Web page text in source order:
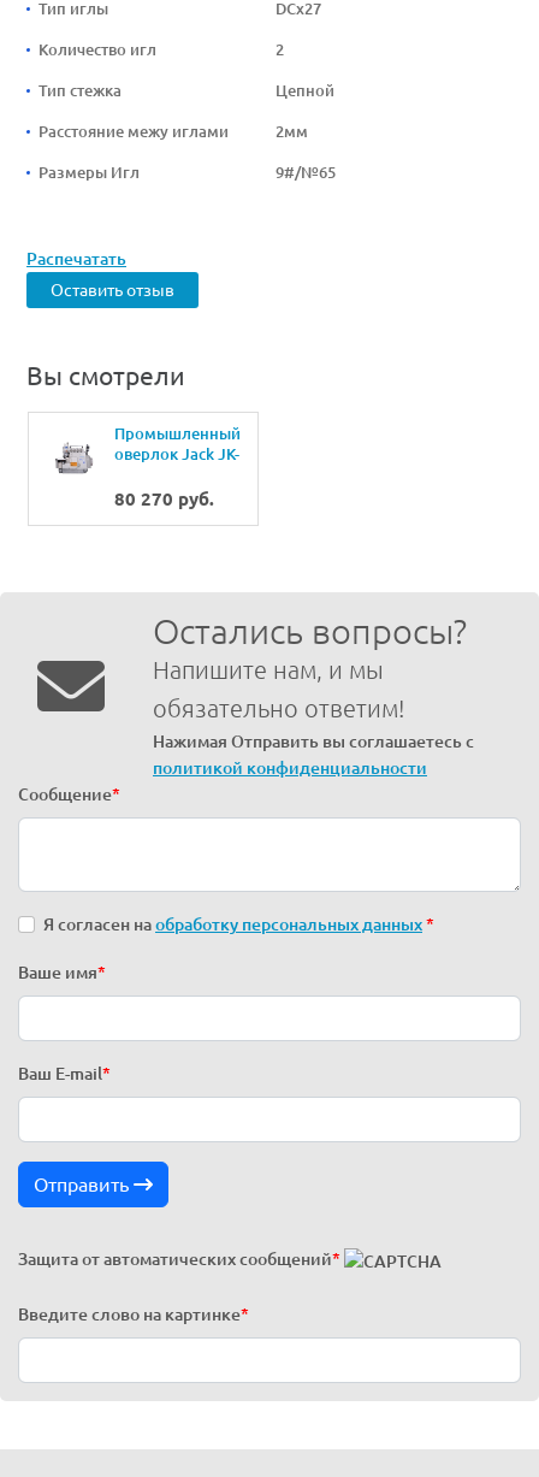
Тип иглы DCx27
Количество игл 2
Тип стежка Цепной
Расстояние межу иглами 2мм
Размеры Игл 9#/№65
Распечатать
Оставить отзыв
Вы смотрели
Промышленный
оверлок Jack JK-
A04/435
80 270 руб.
Остались вопросы?
Напишите нам, и мы
обязательно ответим!
Нажимая Отправить вы соглашаетесь с
политикой конфиденциальности
Сообщение*
Я согласен наобработку персональных данных*
Ваше имя*
Ваш E-mail*
Отправить
Защита от автоматических сообщений*
Введите слово на картинке*